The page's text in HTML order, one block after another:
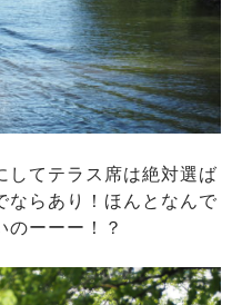
してテラス席は絶対選ば
ならあり！ほんとなんで
のーーー！？